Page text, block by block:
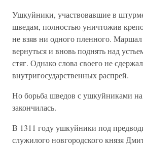
Ушкуйники, участвовавшие в
шведам, полностью уничтожив
не взяв ни одного пленного.
вернуться и вновь поднять над
стяг. Однако слова своего не
внутригосударственных распрей.
Но борьба шведов с ушкуйниками на
закончилась.
В 1311 году ушкуйники под
служилого новгородского князя